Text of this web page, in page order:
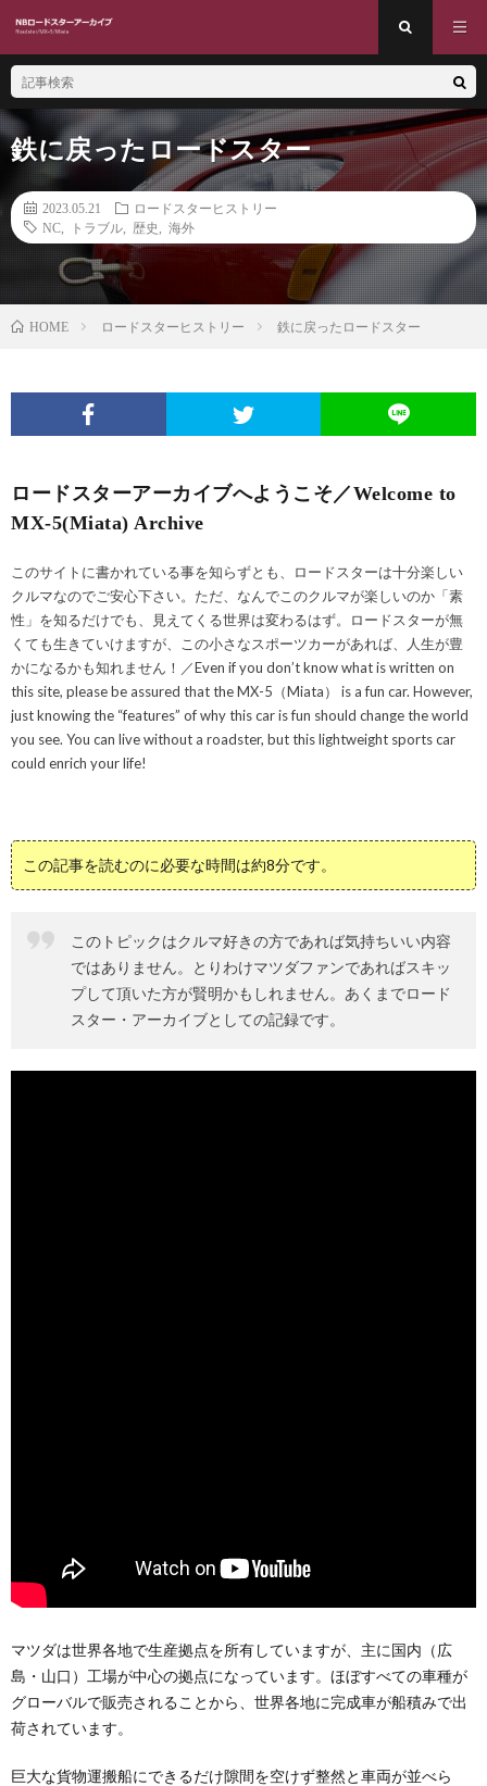
鉄に戻ったロードスター
2023.05.21
ロードスターヒストリー
NC
トラブル 歴史 海外
HOME ロードスターヒストリー 鉄に戻ったロードスター
ロードスターアーカイブへようこそ／Welcome to
MX-5(Miata) Archive
このサイトに書かれている事を知らずとも、ロードスターは十分楽しい
クルマなのでご安心下さい。ただ、なんでこのクルマが楽しいのか「素
性」を知るだけでも、見えてくる世界は変わるはず。ロードスターが無
くても生きていけますが、この小さなスポーツカーがあれば、人生が豊
かになるかも知れません！／Even if you don’t know what is written on
this site, please be assured that the MX-5（Miata） is a fun car. However,
just knowing the “features” of why this car is fun should change the world
you see. You can live without a roadster, but this lightweight sports car
could enrich your life!
この記事を読むのに必要な時間は約8分です。
このトピックはクルマ好きの方であれば気持ちいい内容
ではありません。とりわけマツダファンであればスキッ
プして頂いた方が賢明かもしれません。あくまでロード
スター・アーカイブとしての記録です。
マツダは世界各地で生産拠点を所有していますが、主に国内（広
島・山口）工場が中心の拠点になっています。ほぼすべての車種が
グローバルで販売されることから、世界各地に完成車が船積みで出
荷されています。
巨大な貨物運搬船にできるだけ隙間を空けず整然と車両が並べら